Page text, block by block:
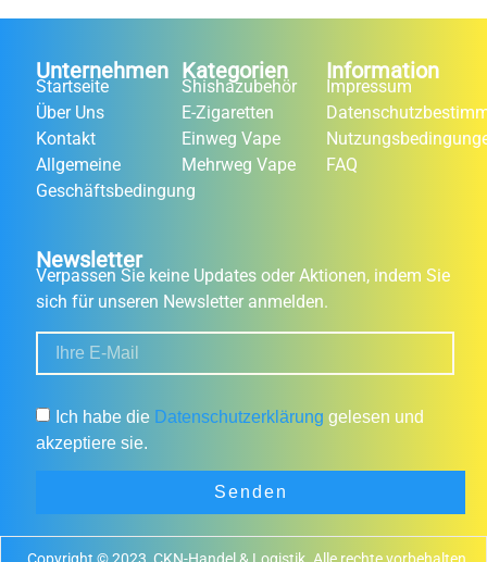
Unternehmen
Startseite
Über Uns
Kontakt
Allgemeine
Geschäftsbedingung
Kategorien
Shishazubehör
E-Zigaretten
Einweg Vape
Mehrweg Vape
Information
Impressum
FAQ
Newsletter
Verpassen Sie keine Updates oder Aktionen, indem Sie
sich für unseren Newsletter anmelden.
Ich habe die Datenschutzerklärung gelesen und
akzeptiere sie.
Senden
Copyright © 2023, CKN-Handel & Logistik. Alle rechte vorbehalten.